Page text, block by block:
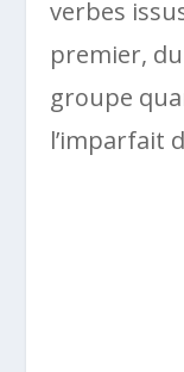
verbes
premier,
groupe
l’imparfait